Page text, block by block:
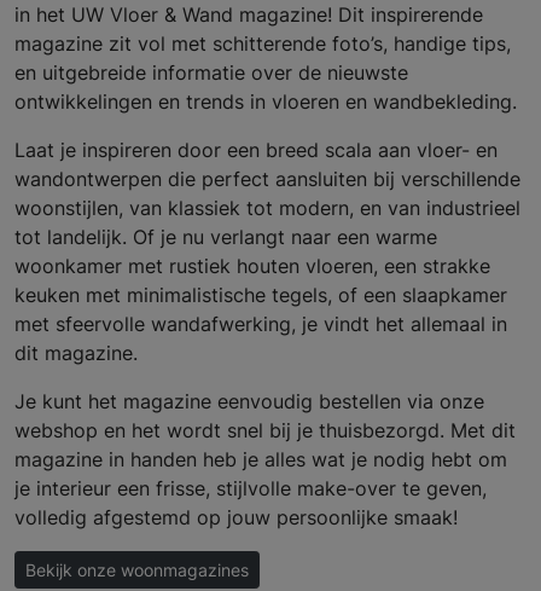
in het UW Vloer & Wand magazine! Dit inspirerende
magazine zit vol met schitterende foto’s, handige tips,
en uitgebreide informatie over de nieuwste
ontwikkelingen en trends in vloeren en wandbekleding.
Laat je inspireren door een breed scala aan vloer- en
wandontwerpen die perfect aansluiten bij verschillende
woonstijlen, van klassiek tot modern, en van industrieel
tot landelijk. Of je nu verlangt naar een warme
woonkamer met rustiek houten vloeren, een strakke
keuken met minimalistische tegels, of een slaapkamer
met sfeervolle wandafwerking, je vindt het allemaal in
dit magazine.
Je kunt het magazine eenvoudig bestellen via onze
webshop en het wordt snel bij je thuisbezorgd. Met dit
magazine in handen heb je alles wat je nodig hebt om
je interieur een frisse, stijlvolle make-over te geven,
volledig afgestemd op jouw persoonlijke smaak!
Bekijk onze woonmagazines